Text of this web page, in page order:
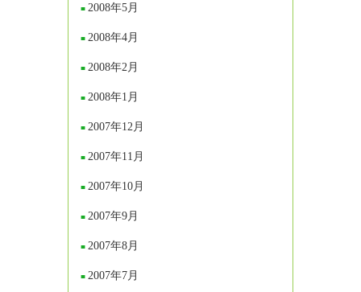
2008年5月
2008年4月
2008年2月
2008年1月
2007年12月
2007年11月
2007年10月
2007年9月
2007年8月
2007年7月